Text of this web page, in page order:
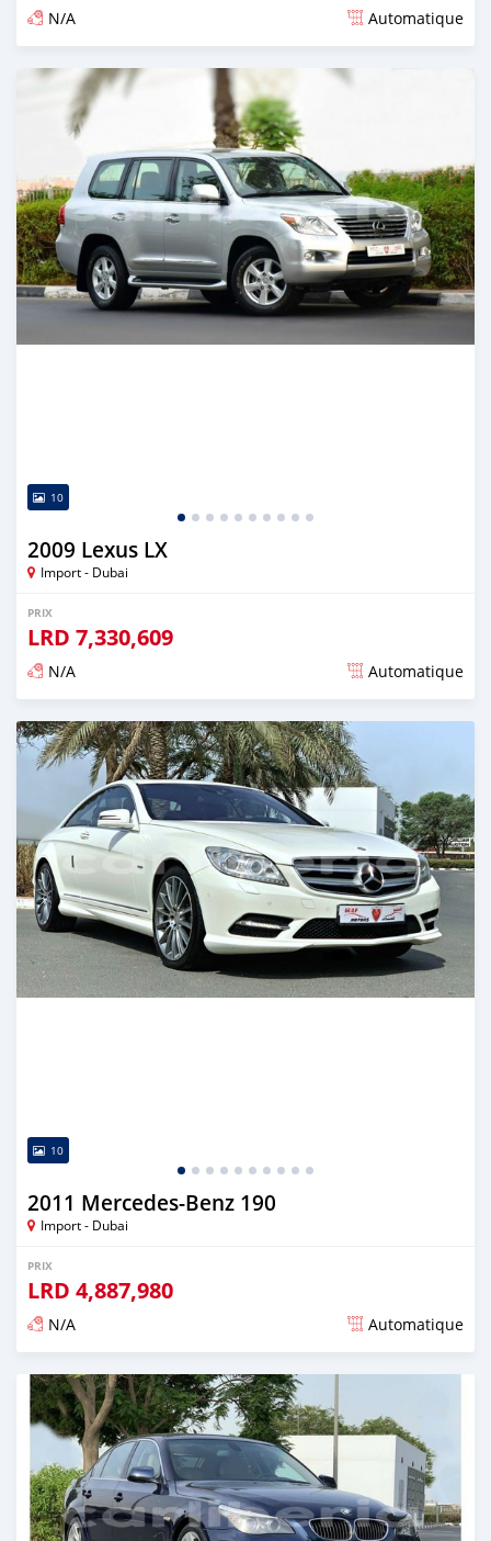
N/A Automatique
Publié il y a presque 6 ans
10
2009 Lexus LX
Import - Dubai
PRIX
LRD 7,330,609
N/A Automatique
Publié il y a presque 6 ans
10
2011 Mercedes-Benz 190
Import - Dubai
PRIX
LRD 4,887,980
N/A Automatique
Publié il y a presque 6 ans